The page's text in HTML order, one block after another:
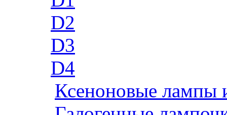
D2
D3
D4
Ксеноновые лампы